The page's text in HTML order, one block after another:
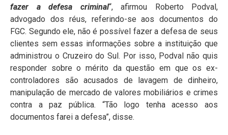
fazer a defesa criminal“, afirmou Roberto Podval,
advogado dos réus, referindo-se aos documentos do
FGC. Segundo ele, não é possível fazer a defesa de seus
clientes sem essas informações sobre a instituição que
administrou o Cruzeiro do Sul. Por isso, Podval não quis
responder sobre o mérito da questão em que os ex-
controladores são acusados de lavagem de dinheiro,
manipulação de mercado de valores mobiliários e crimes
contra a paz pública. “Tão logo tenha acesso aos
documentos farei a defesa”, disse.